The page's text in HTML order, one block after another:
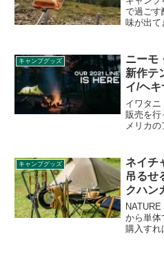
で過ごす
味が出て
へ登山
ます。
キャンプグッズ
ニーモ
新作テ
イ/ヘキ
イワタ
販売を行
メリカ
が発表
細をレ
キャンプグッズ
ネイチ
吊るせ
クハン
から単体
購入すれ